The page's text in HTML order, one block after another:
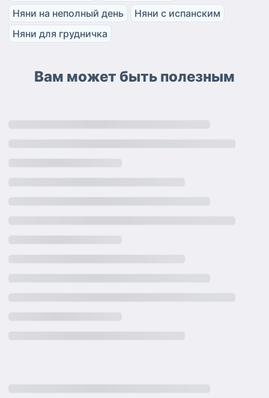
Няни на неполный день
Няни с испанским
Няни для грудничка
Вам может быть полезным